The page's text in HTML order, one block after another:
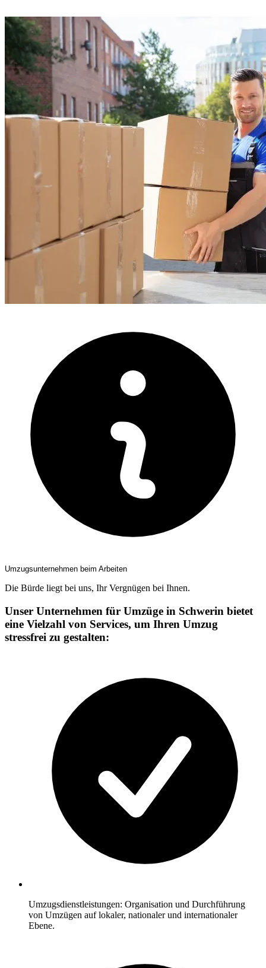
Umzugsunternehmen beim Arbeiten
Die Bürde liegt bei uns, Ihr Vergnügen bei Ihnen.
Unser Unternehmen für Umzüge in Schwerin bietet
eine Vielzahl von Services, um Ihren Umzug
stressfrei zu gestalten:
Umzugsdienstleistungen: Organisation und Durchführung
von Umzügen auf lokaler, nationaler und internationaler
Ebene.